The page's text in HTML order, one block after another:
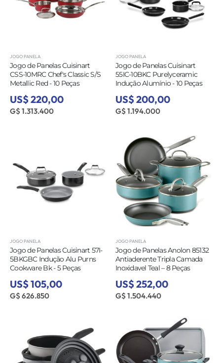
JOGO PANELA
Jogo de Panelas Cuisinart
CSS-10MRC Chef's Classic S/S
Metallic Red - 10 Peças
US$ 220,00
G$ 1.313.400
JOGO PANELA
Jogo de Panelas Cuisinart
55IC-10BKC Purelyceramic
Indução Alumínio - 10 Peças
US$ 200,00
G$ 1.194.000
JOGO PANELA
Jogo de Panelas Cuisinart 57I-
5BKGBC Indução Alu Purns
Cookware Bk - 5 Peças
US$ 105,00
G$ 626.850
JOGO PANELA
Jogo de Panelas Anolon 85132
Antiaderente Tripla Camada
Inoxidavel Teal – 8 Peças
US$ 252,00
G$ 1.504.440